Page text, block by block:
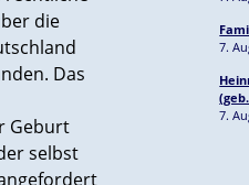
die
Das
Geburt
selbst
7.
7.